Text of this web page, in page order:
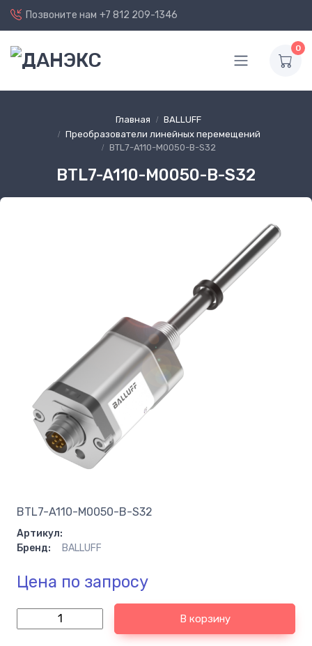
Позвоните нам +7 812 209-1346
0
Главная
BALLUFF
Преобразователи линейных перемещений
BTL7-A110-M0050-B-S32
BTL7-A110-M0050-B-S32
BTL7-A110-M0050-B-S32
Артикул:
Бренд:
BALLUFF
Цена по запросу
В корзину